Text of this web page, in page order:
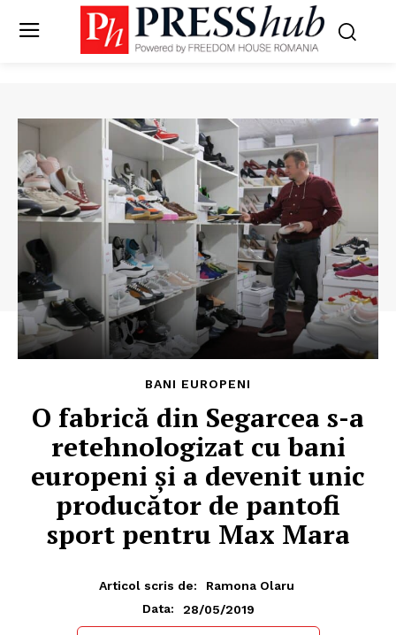
BANI EUROPENI
O fabrică din Segarcea s-a
retehnologizat cu bani
europeni și a devenit unic
producător de pantofi
sport pentru Max Mara
Articol scris de:
Ramona Olaru
Data:
28/05/2019